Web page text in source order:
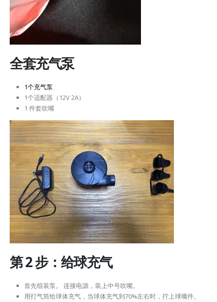
全套充气泵​
1个充气泵
1个适配器（12V 2A）
1 件套吹嘴
第 2 步：给球充气
首先组装泵。 连接电源，装上中号吹嘴。
用打气筒给球体充气，当球体充气到70%左右时，拧上球嘴件。